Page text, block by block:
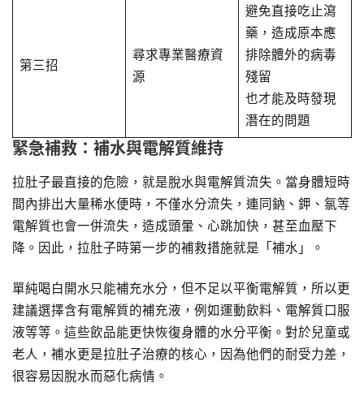
第三招
尋求專業醫療資
源
避免直接吃止瀉
藥，造成原本應
排除體外的病毒
殘留
也才能及時發現
潛在的問題
緊急補救：補水與電解質維持
拉肚子最直接的危險，就是脫水與電解質流失。當身體短時
間內排出大量稀水便時，不僅水分流失，連同鈉、鉀、氯等
電解質也會一併流失，造成頭暈、心跳加快，甚至血壓下
降。因此，拉肚子時第一步的補救措施就是「補水」。
單純喝白開水只能補充水分，但不足以平衡電解質，所以更
建議選擇含有電解質的補充液，例如運動飲料、電解質口服
液等等。這些飲品能更快恢復身體的水分平衡。對於兒童或
老人，補水更是拉肚子治療的核心，因為他們的耐受力差，
很容易因脫水而惡化病情。